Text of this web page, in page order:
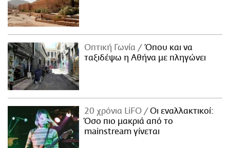
Οπτική Γωνία
Όπου και να
ταξιδέψω η Αθήνα με πληγώνει
20 χρόνια LiFO
Οι εναλλακτικοί:
Όσο πιο μακριά από το
mainstream γίνεται